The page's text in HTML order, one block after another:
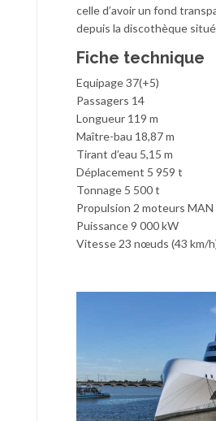
celle d’avoir un fond
depuis la discothèque
Fiche technique
Equipage 37(+5)
Passagers 14
Longueur 119 m
Maître-bau 18,87 m
Tirant d’eau 5,15 m
Déplacement 5 959 t
Tonnage 5 500 t
Propulsion 2 moteurs MAN
Puissance 9 000 kW
Vitesse 23 nœuds (43 km/